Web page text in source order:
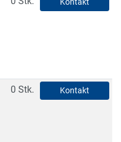
0 Stk. Kontakt